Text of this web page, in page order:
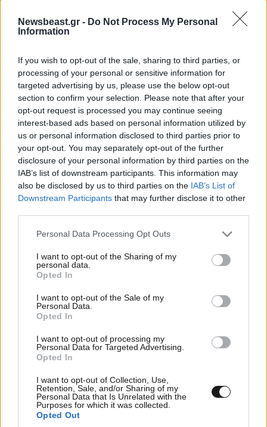
Newsbeast.gr - Do Not Process My Personal
Information
If you wish to opt-out of the sale, sharing to third parties, or
processing of your personal or sensitive information for
targeted advertising by us, please use the below opt-out
section to confirm your selection. Please note that after your
opt-out request is processed you may continue seeing
interest-based ads based on personal information utilized by
us or personal information disclosed to third parties prior to
your opt-out. You may separately opt-out of the further
disclosure of your personal information by third parties on the
IAB’s list of downstream participants. This information may
also be disclosed by us to third parties on the IAB’s List of
Downstream Participants that may further disclose it to other
Please note that this website/app uses one or more Google
not limited to your visit or usage behaviour. You may click to
grant or deny consent to Google and its third-party tags to
use your data for below specified purposes in below Google
consent section.
Personal Data Processing Opt Outs
I want to opt-out of the Sharing of my
personal data.
Opted In
I want to opt-out of the Sale of my
Personal Data.
Opted In
I want to opt-out of processing my
Personal Data for Targeted Advertising.
Opted In
I want to opt-out of Collection, Use,
Retention, Sale, and/or Sharing of my
Personal Data that Is Unrelated with the
Purposes for which it was collected.
Opted Out
TRENDING
ΕΛΛΑΔΑ06·08·2026 00:09
Σακελλαρίου, η λαϊκή ντίβα που έκανε τη ζωή
της τραγούδι